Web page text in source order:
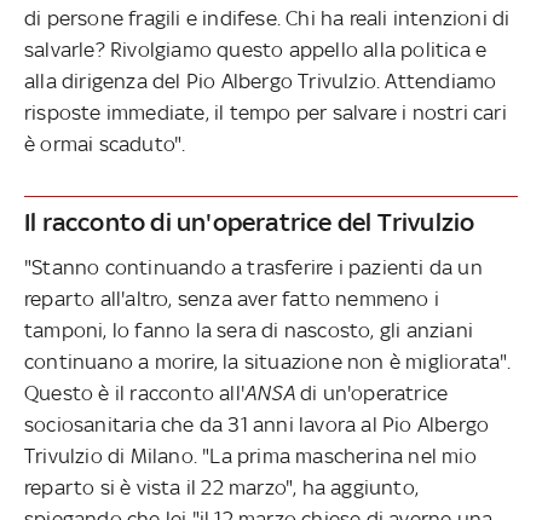
di persone fragili e indifese. Chi ha reali intenzioni di
salvarle? Rivolgiamo questo appello alla politica e
alla dirigenza del Pio Albergo Trivulzio. Attendiamo
risposte immediate, il tempo per salvare i nostri cari
è ormai scaduto".
Il racconto di un'operatrice del Trivulzio
"Stanno continuando a trasferire i pazienti da un
reparto all'altro, senza aver fatto nemmeno i
tamponi, lo fanno la sera di nascosto, gli anziani
continuano a morire, la situazione non è migliorata".
Questo è il racconto all'ANSAdi un'operatrice
sociosanitaria che da 31 anni lavora al Pio Albergo
Trivulzio di Milano. "La prima mascherina nel mio
reparto si è vista il 22 marzo", ha aggiunto,